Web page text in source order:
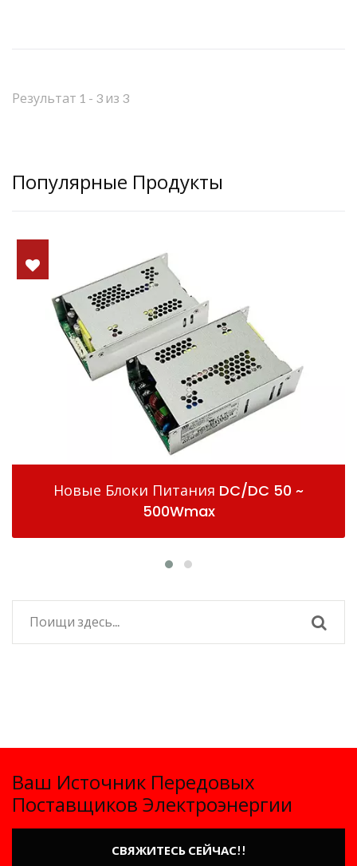
Результат 1 - 3 из 3
Популярные Продукты
Питания DC/DC 50 ~
Ваш Источник Передовых
Поставщиков Электроэнергии
СВЯЖИТЕСЬ СЕЙЧАС!!